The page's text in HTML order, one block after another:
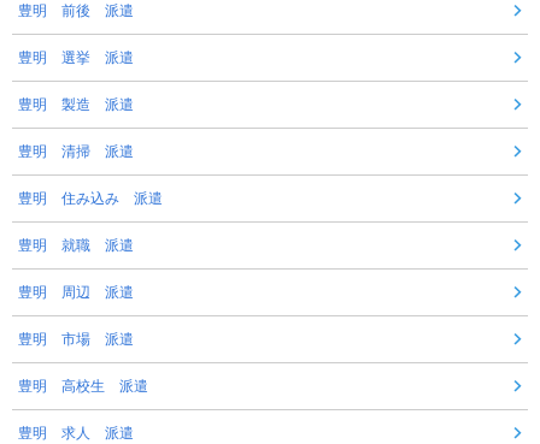
豊明 前後 派遣
豊明 選挙 派遣
豊明 製造 派遣
豊明 清掃 派遣
豊明 住み込み 派遣
豊明 就職 派遣
豊明 周辺 派遣
豊明 市場 派遣
豊明 高校生 派遣
豊明 求人 派遣